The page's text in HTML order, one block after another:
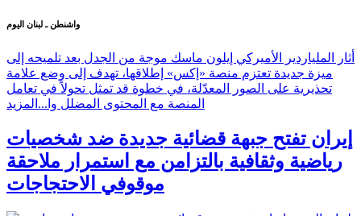
واشنطن ـ لبنان اليوم
أثار الملياردير الأميركي إيلون ماسك موجة من الجدل بعد تلميحه إلى
ميزة جديدة تعتزم منصة «إكس» إطلاقها، تهدف إلى وضع علامة
تحذيرية على الصور المعدّلة، في خطوة قد تمثل تحولاً في تعامل
المنصة مع المحتوى المضلل وا... المزيد
إيران تفتح جبهة قضائية جديدة ضد شخصيات
رياضية وثقافية بالتزامن مع استمرار ملاحقة
موقوفي الاحتجاجات